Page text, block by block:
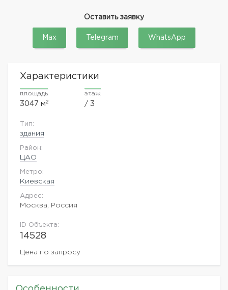
Оставить заявку
Max Telegram WhatsApp
Характеристики
площадь
3047 м2
этаж
/ 3
Тип:
здания
Район:
ЦАО
Метро:
Киевская
Адрес:
Москва, Россия
ID Объекта:
14528
Цена по запросу